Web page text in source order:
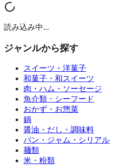
読み込み中...
ジャンルから探す
スイーツ・洋菓子
和菓子・和スイーツ
肉・ハム・ソーセージ
魚介類・シーフード
おかず・お惣菜
鍋
醤油・だし・調味料
パン・ジャム・シリアル
麺類
米・粉類